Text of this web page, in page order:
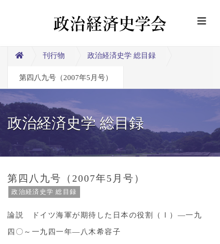
刊行物 政治経済史学 総目録
第四八九号（2007年5月号）
政治経済史学 総目録
第四八九号（2007年5月号）
政治経済史学 総目録
論説 ドイツ海軍が期待した日本の役割（Ⅰ）―一九
四〇～一九四一年―八木希容子